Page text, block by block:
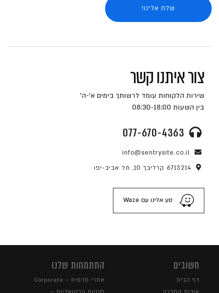
צור איתנו קשר
שירות הלקוחות עומד לרשותך בימים א'-ה'
בין השעות 08:30-18:00
077-670-4363
info@sentrysite.co.il
6713214 קרליבך 10, תל אביב-יפו
סע אלינו עם Waze
חשובים
דף הבית
התתמחות שלנו
אתרי תדמית – Corporate